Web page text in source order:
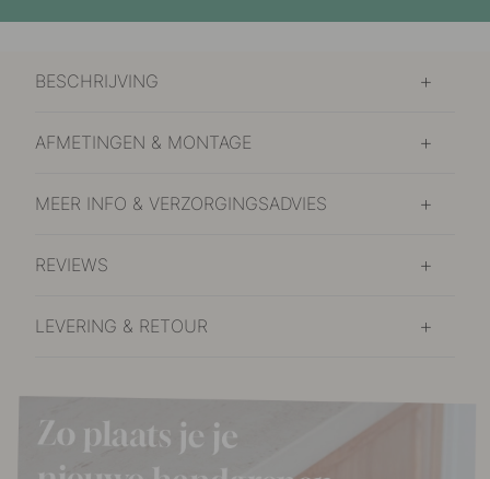
BESCHRIJVING
AFMETINGEN & MONTAGE
MEER INFO & VERZORGINGSADVIES
REVIEWS
LEVERING & RETOUR